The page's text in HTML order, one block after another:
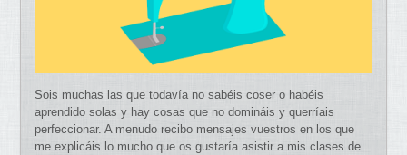
Sois muchas las que todavía no sabéis coser o habéis
aprendido solas y hay cosas que no domináis y querríais
perfeccionar. A menudo recibo mensajes vuestros en los que
me explicáis lo mucho que os gustaría asistir a mis clases de